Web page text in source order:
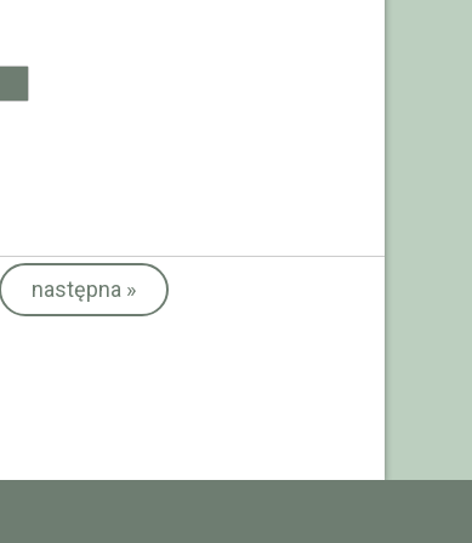
następna »